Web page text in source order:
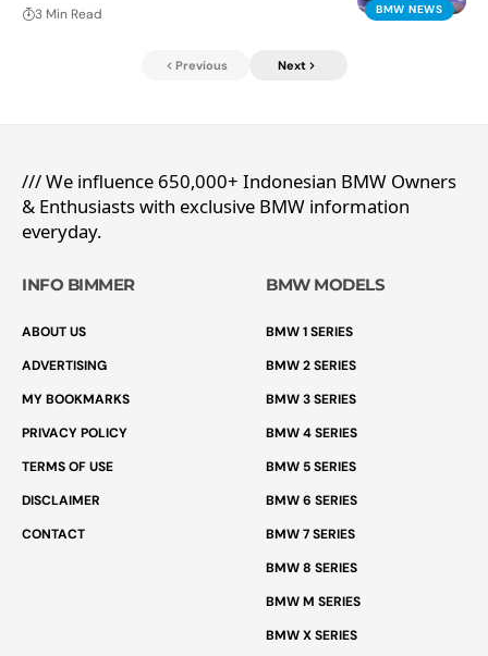
BMW NEWS
3 Min Read
Previous Next
/// We influence 650,000+ Indonesian BMW Owners
& Enthusiasts with exclusive BMW information
everyday.
INFO BIMMER
ABOUT US
ADVERTISING
MY BOOKMARKS
PRIVACY POLICY
TERMS OF USE
DISCLAIMER
CONTACT
BMW MODELS
BMW 1 SERIES
BMW 2 SERIES
BMW 3 SERIES
BMW 4 SERIES
BMW 5 SERIES
BMW 6 SERIES
BMW 7 SERIES
BMW 8 SERIES
BMW M SERIES
BMW X SERIES